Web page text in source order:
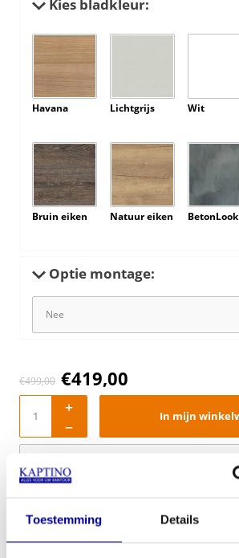
Toestemming Details
Kies bladkleur:
Havana Lichtgrijs Wit
Bruin eiken Natuur eiken BetonLook
Optie montage:
€499,00 €419,00
In mijn
Specificaties